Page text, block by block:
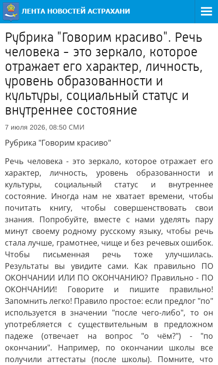
Рубрика "Говорим красиво". Речь
человека - это зеркало, которое
отражает его характер, личность,
уровень образованности и
культуры, социальный статус и
внутреннее состояние
7 июля 2026, 08:50 СМИ
Рубрика "Говорим красиво"
Речь человека - это зеркало, которое отражает его
характер, личность, уровень образованности и
культуры, социальный статус и внутреннее
состояние. Иногда нам не хватает времени, чтобы
почитать книгу, чтобы совершенствовать свои
знания. Попробуйте, вместе с нами уделять пару
минут своему родному русскому языку, чтобы речь
стала лучше, грамотнее, чище и без речевых ошибок.
Чтобы письменная речь тоже улучшилась.
Результаты вы увидите сами. Как правильно ПО
ОКОНЧАНИИ ИЛИ ПО ОКОНЧАНИЮ? Правильно - ПО
ОКОНЧАНИИ! Говорите и пишите правильно!
Запомнить легко! Правило простое: если предлог "по"
используется в значении "после чего-либо", то он
употребляется с существительным в предложном
падеже (отвечает на вопрос "о чём?") - "по
окончании". Например, по окончании школы все
получили аттестаты (после школы). Помните, что